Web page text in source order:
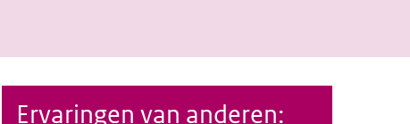
Ervaringen van anderen: